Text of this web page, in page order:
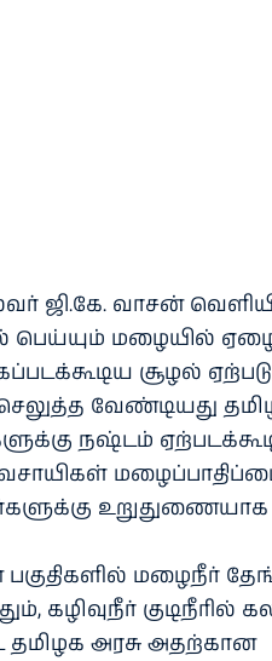
ஜி.கே. வாசன்
மழையில்
சூழல்
வேண்டியது
நஷ்டம்
உறுதுணையாக
மழைநீர்
கழிவுநீர் குடிநீரில்
தமிழக அரசு அதற்கான